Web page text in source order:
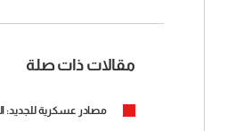
مقالات ذات صلة
مصادر عسكرية للجديد: